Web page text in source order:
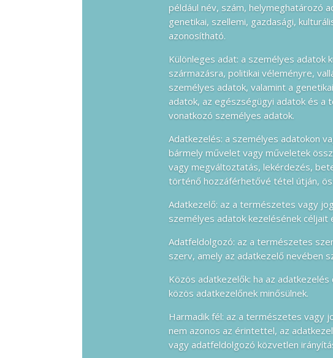
például név, szám, helymeghatározó
genetikai, szellemi, gazdasági,
azonosítható.
Különleges adat: a személyes adatok
származásra, politikai véleményre,
személyes adatok, valamint a
adatok, az egészségügyi adatok és a
vonatkozó személyes adatok.
Adatkezelés: a személyes adatokon
bármely művelet vagy műveletek
vagy megváltoztatás, lekérdezés,
történő hozzáférhetővé tétel útján,
Adatkezelő: az a természetes vagy
személyes adatok kezelésének
Adatfeldolgozó: az a természetes
szerv, amely az adatkezelő nevében
Közös adatkezelők: ha az
közös adatkezelőnek minősülnek.
Harmadik fél: az a természetes vagy
nem azonos az érintettel, az
vagy adatfeldolgozó közvetlen